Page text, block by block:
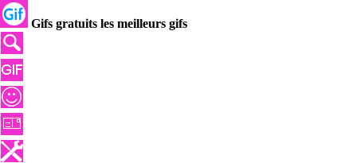
Gifs gratuits les meilleurs gifs